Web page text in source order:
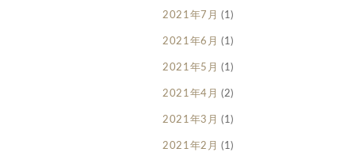
2021年7月 (1)
2021年6月 (1)
2021年5月 (1)
2021年4月 (2)
2021年3月 (1)
2021年2月 (1)